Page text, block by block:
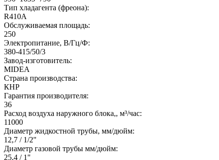
Тип хладагента (фреона):
R410A
Обслуживаемая площадь:
250
Электропитание, В/Гц/Ф:
380-415/50/3
Завод-изготовитель:
MIDEA
Страна производства:
КНР
Гарантия производителя:
36
Расход воздуха наружного блока,, м³/час:
11000
Диаметр жидкостной трубы, мм/дюйм:
12,7 / 1/2"
Диаметр газовой трубы мм/дюйм:
25,4 / 1"